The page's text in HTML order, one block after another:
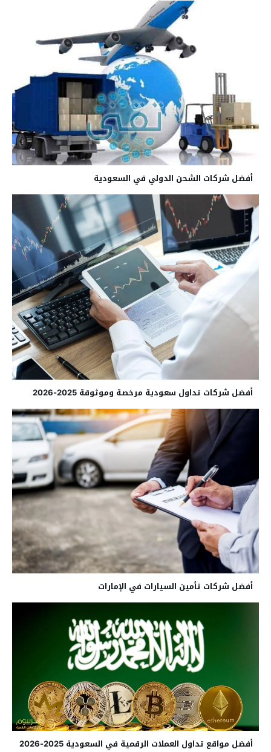
أفضل شركات الشحن الدولي في السعودية
أفضل شركات تداول سعودية مرخصة وموثوقة 2025-2026
أفضل شركات تأمين السيارات في الإمارات
أفضل مواقع تداول العملات الرقمية في السعودية 2025-2026